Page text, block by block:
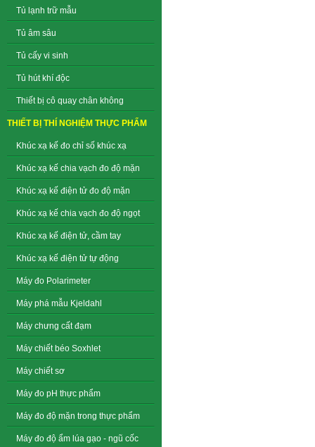
Tủ lạnh trữ mẫu
Tủ âm sâu
Tủ cấy vi sinh
Tủ hút khí độc
Thiết bị cô quay chân không
THIẾT BỊ THÍ NGHIỆM THỰC PHẨM
Khúc xạ kế đo chỉ số khúc xạ
Khúc xạ kế chia vạch đo độ mặn
Khúc xạ kế điện tử đo độ mặn
Khúc xạ kế chia vạch đo độ ngọt
Khúc xạ kế điện tử, cầm tay
Khúc xạ kế điện tử tự động
Máy đo Polarimeter
Máy phá mẫu Kjeldahl
Máy chưng cất đạm
Máy chiết béo Soxhlet
Máy chiết sơ
Máy đo pH thực phẩm
Máy đo độ mặn trong thực phẩm
Máy đo độ ẩm lúa gạo - ngũ cốc